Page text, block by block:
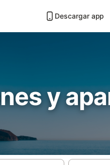
Descargar app
y